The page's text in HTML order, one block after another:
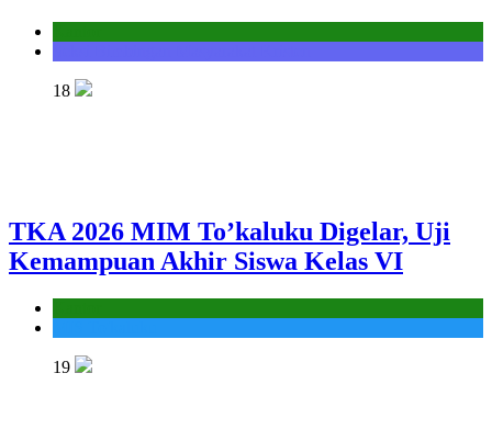
18
TKA 2026 MIM To’kaluku Digelar, Uji
Kemampuan Akhir Siswa Kelas VI
19